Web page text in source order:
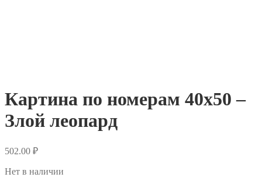
Картина по номерам 40х50 –
Злой леопард
502.00 ₽
Нет в наличии